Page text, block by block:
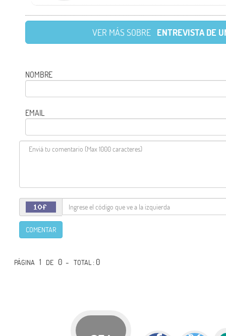
VER MÁS SOBRE ENTREVISTA DE
NOMBRE
EMAIL
COMENTAR
PÁGINA 1 DE 0 -TOTAL: 0